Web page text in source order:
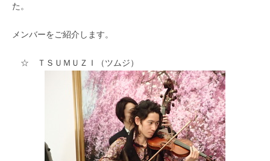
た。
メンバーをご紹介します。
☆ ＴＳＵＭＵＺＩ（ツムジ）